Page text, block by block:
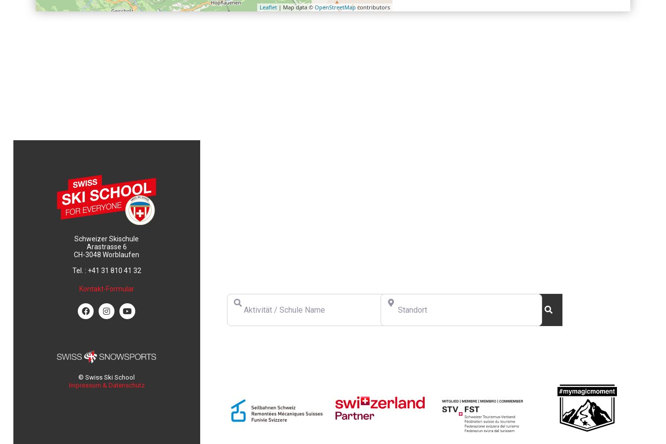
Leaflet | Map data © OpenStreetMap contributors
Schweizer Skischule
Arastrasse 6
CH-3048 Worblaufen
Tel. : +41 31 810 41 32
Kontakt-Formular
© Swiss Ski School
Impressum & Datenschutz
Aktivität / Schule Name
Standort